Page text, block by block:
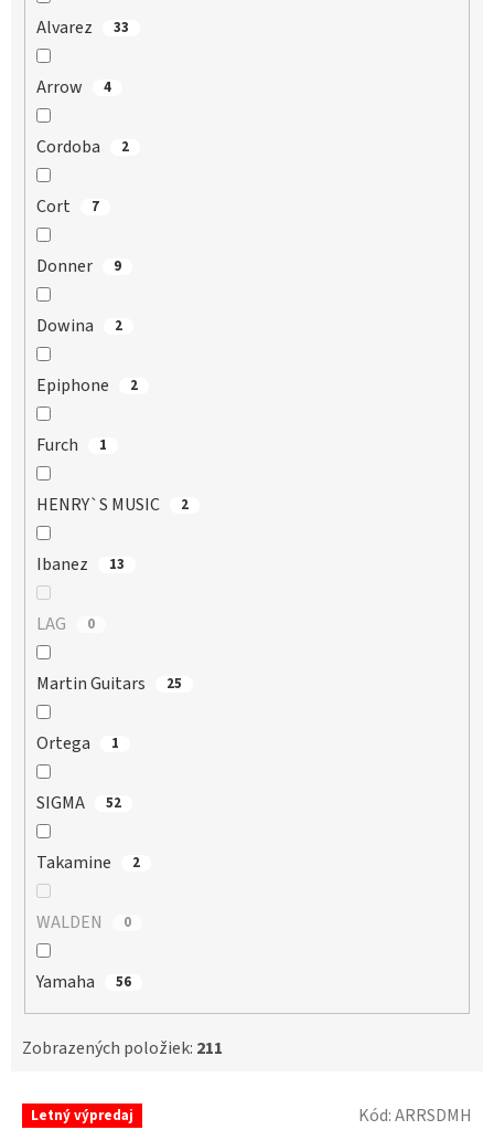
Alvarez 33
Arrow 4
Cordoba 2
Cort 7
Donner 9
Dowina 2
Epiphone 2
Furch 1
HENRY`S MUSIC 2
Ibanez 13
LAG 0
Martin Guitars 25
Ortega 1
SIGMA 52
Takamine 2
WALDEN 0
Yamaha 56
Zobrazených položiek: 211
V Letný výpredaj Kód:ARRSDMH